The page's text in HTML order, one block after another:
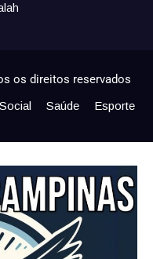
os direitos reservados
Social Saúde
Esporte